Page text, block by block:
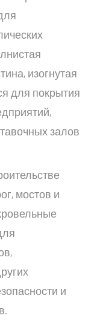
изогнутая
для покрытия
залов
мостов и
и